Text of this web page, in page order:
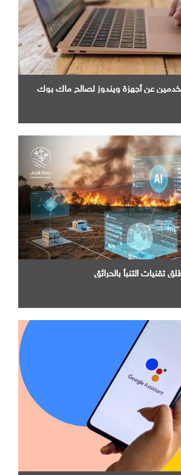
عن أجهزة ويندوز لصالح ماك بوك
تقنيات التنبأ بالحرائق